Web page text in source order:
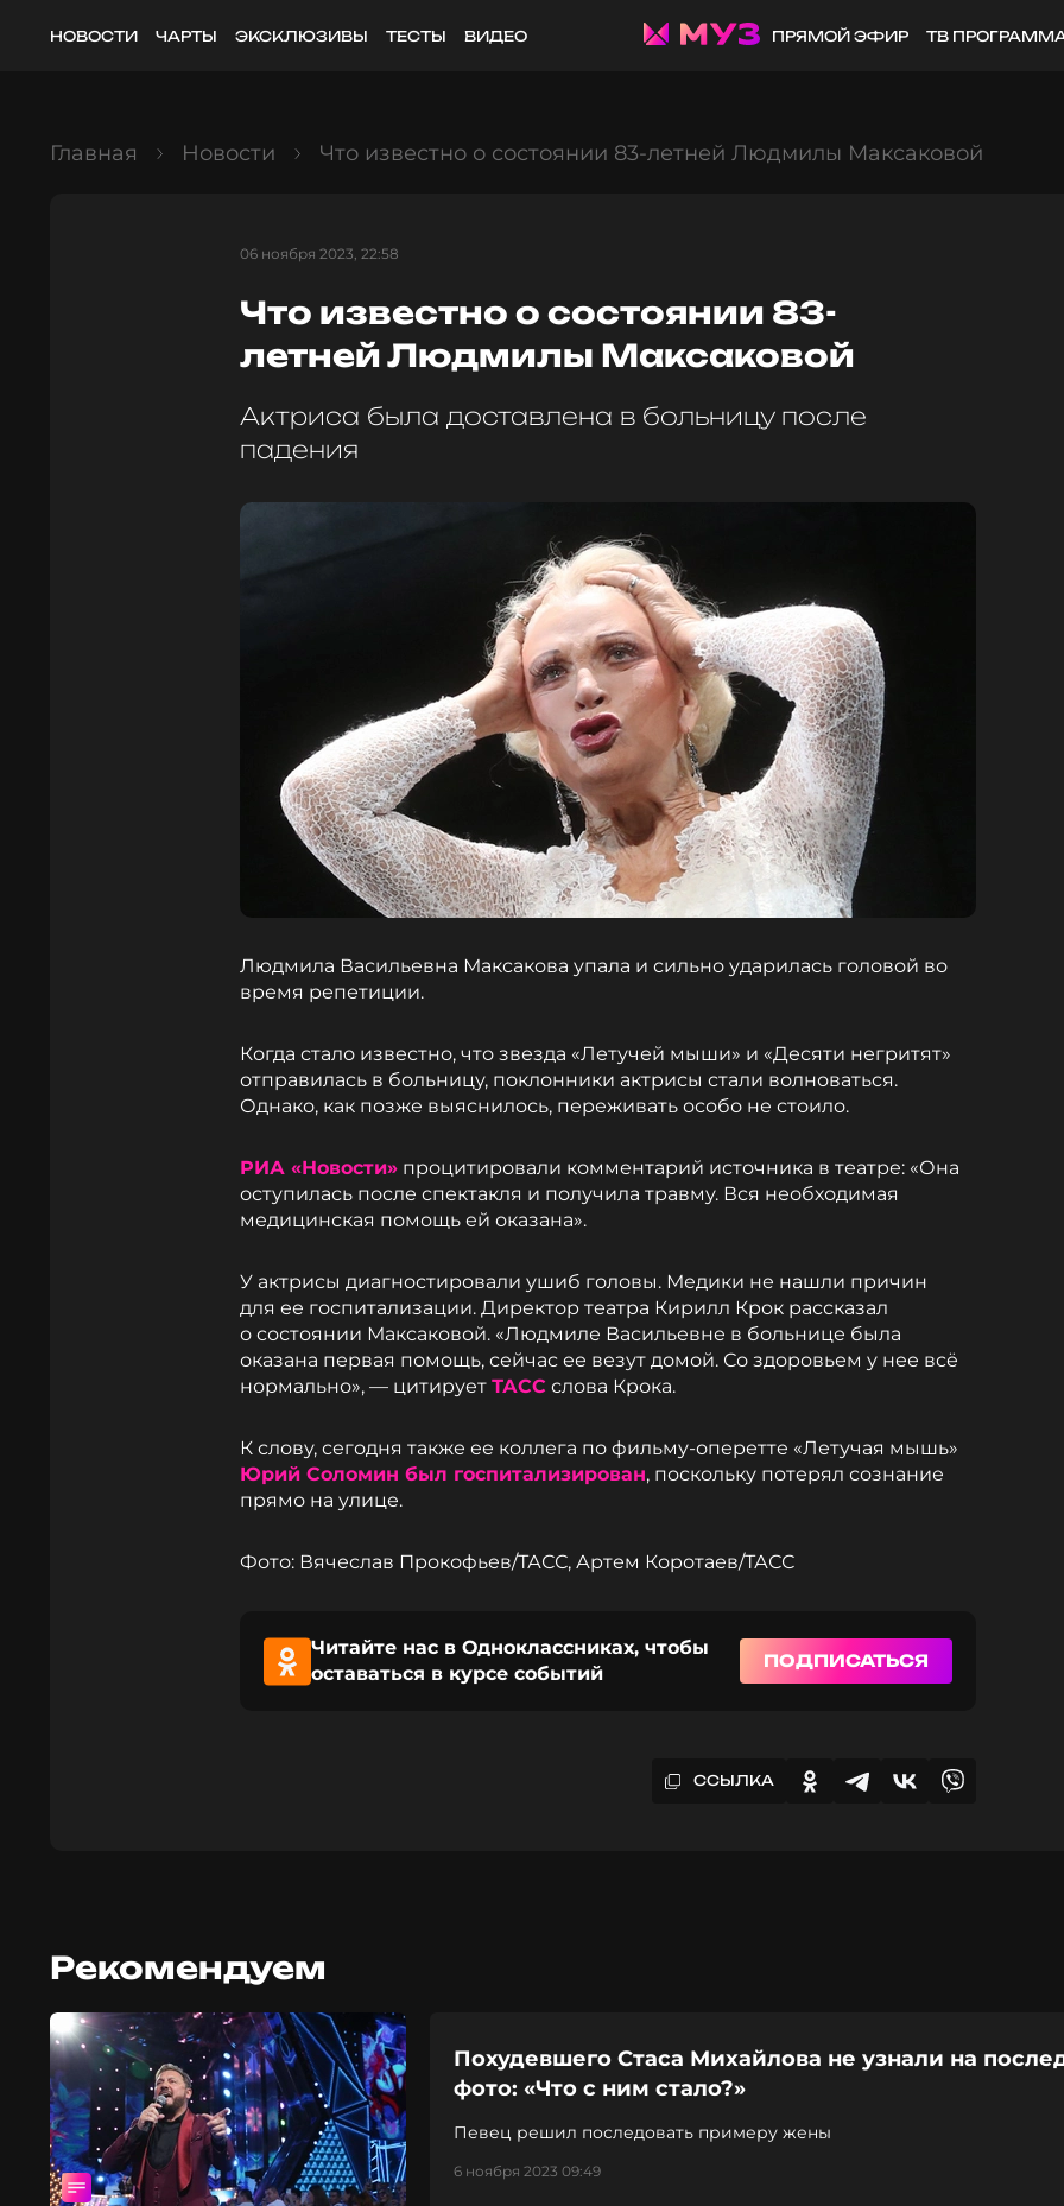
НОВОСТИ ЧАРТЫ ЭКСКЛЮЗИВЫ ТЕСТЫ ВИДЕО ПРЯМОЙ ЭФИР ТВ
Главная Новости Что известно о состоянии 83-летней Людмилы Максаковой
06 ноября 2023, 22:58
Что известно о состоянии 83-
летней Людмилы Максаковой
Актриса была доставлена в больницу после
падения
Людмила Васильевна Максакова упала и сильно ударилась головой во
время репетиции.
Когда стало известно, что звезда «Летучей мыши» и «Десяти негритят»
отправилась в больницу, поклонники актрисы стали волноваться.
Однако, как позже выяснилось, переживать особо не стоило.
РИА «Новости» процитировали комментарий источника в театре: «Она
оступилась после спектакля и получила травму. Вся необходимая
медицинская помощь ей оказана».
У актрисы диагностировали ушиб головы. Медики не нашли причин
для ее госпитализации. Директор театра Кирилл Крок рассказал
о состоянии Максаковой. «Людмиле Васильевне в больнице была
оказана первая помощь, сейчас ее везут домой. Со здоровьем у нее всё
нормально», — цитирует ТАСС слова Крока.
К слову, сегодня также ее коллега по фильму-оперетте «Летучая мышь»
Юрий Соломин был госпитализирован, поскольку потерял сознание
прямо на улице.
Фото: Вячеслав Прокофьев/ТАСС, Артем Коротаев/ТАСС
Читайте нас в Одноклассниках, чтобы
оставаться в курсе событий
ПОДПИСАТЬСЯ
ССЫЛКА
Рекомендуем
Похудевшего Стаса Михайлова не узнали на
фото: «Что с ним стало?»
Певец решил последовать примеру жены
6 ноября 2023 09:49